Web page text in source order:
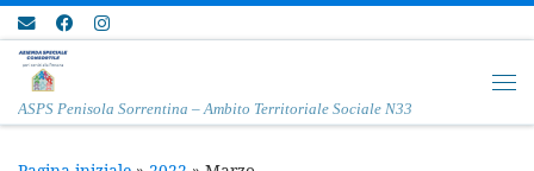
Passa al contenuto
ASPS Penisola Sorrentina – Ambito Territoriale Sociale N33